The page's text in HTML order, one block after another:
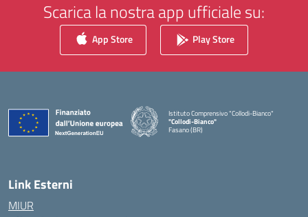
Scarica la nostra app ufficiale su:
App Store Play Store
Istituto Comprensivo "Collodi-Bianco"
"Collodi-Bianco"
Fasano (BR)
Link Esterni
MIUR